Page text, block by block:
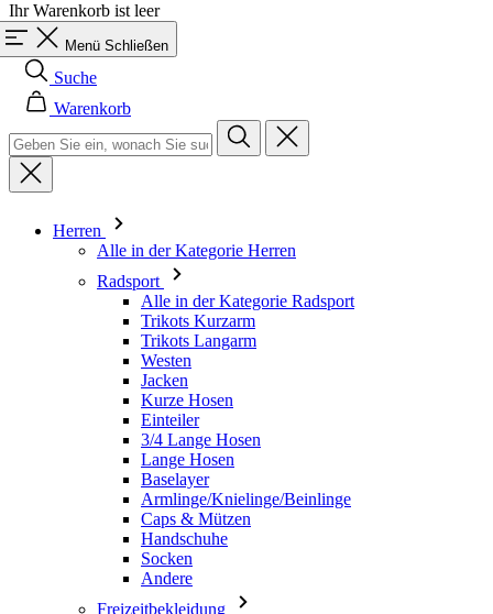
Warenkorb
Herren
Alle in der Kategorie Herren
Trikots Langarm
Westen
Jacken
Kurze Hosen
Einteiler
3/4 Lange Hosen
Lange Hosen
Baselayer
Armlinge/Knielinge/Beinlinge
Caps & Mützen
Handschuhe
Socken
Andere
Freizeitbekleidung
Alle in der Kategorie Freizeitbekleidung
T-Shirts
Sweatshirt
Caps & Mützen